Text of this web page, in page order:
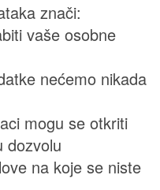
znači:
vaše osobne
nećemo nikada
mogu se otkriti
dozvolu
na koje se niste